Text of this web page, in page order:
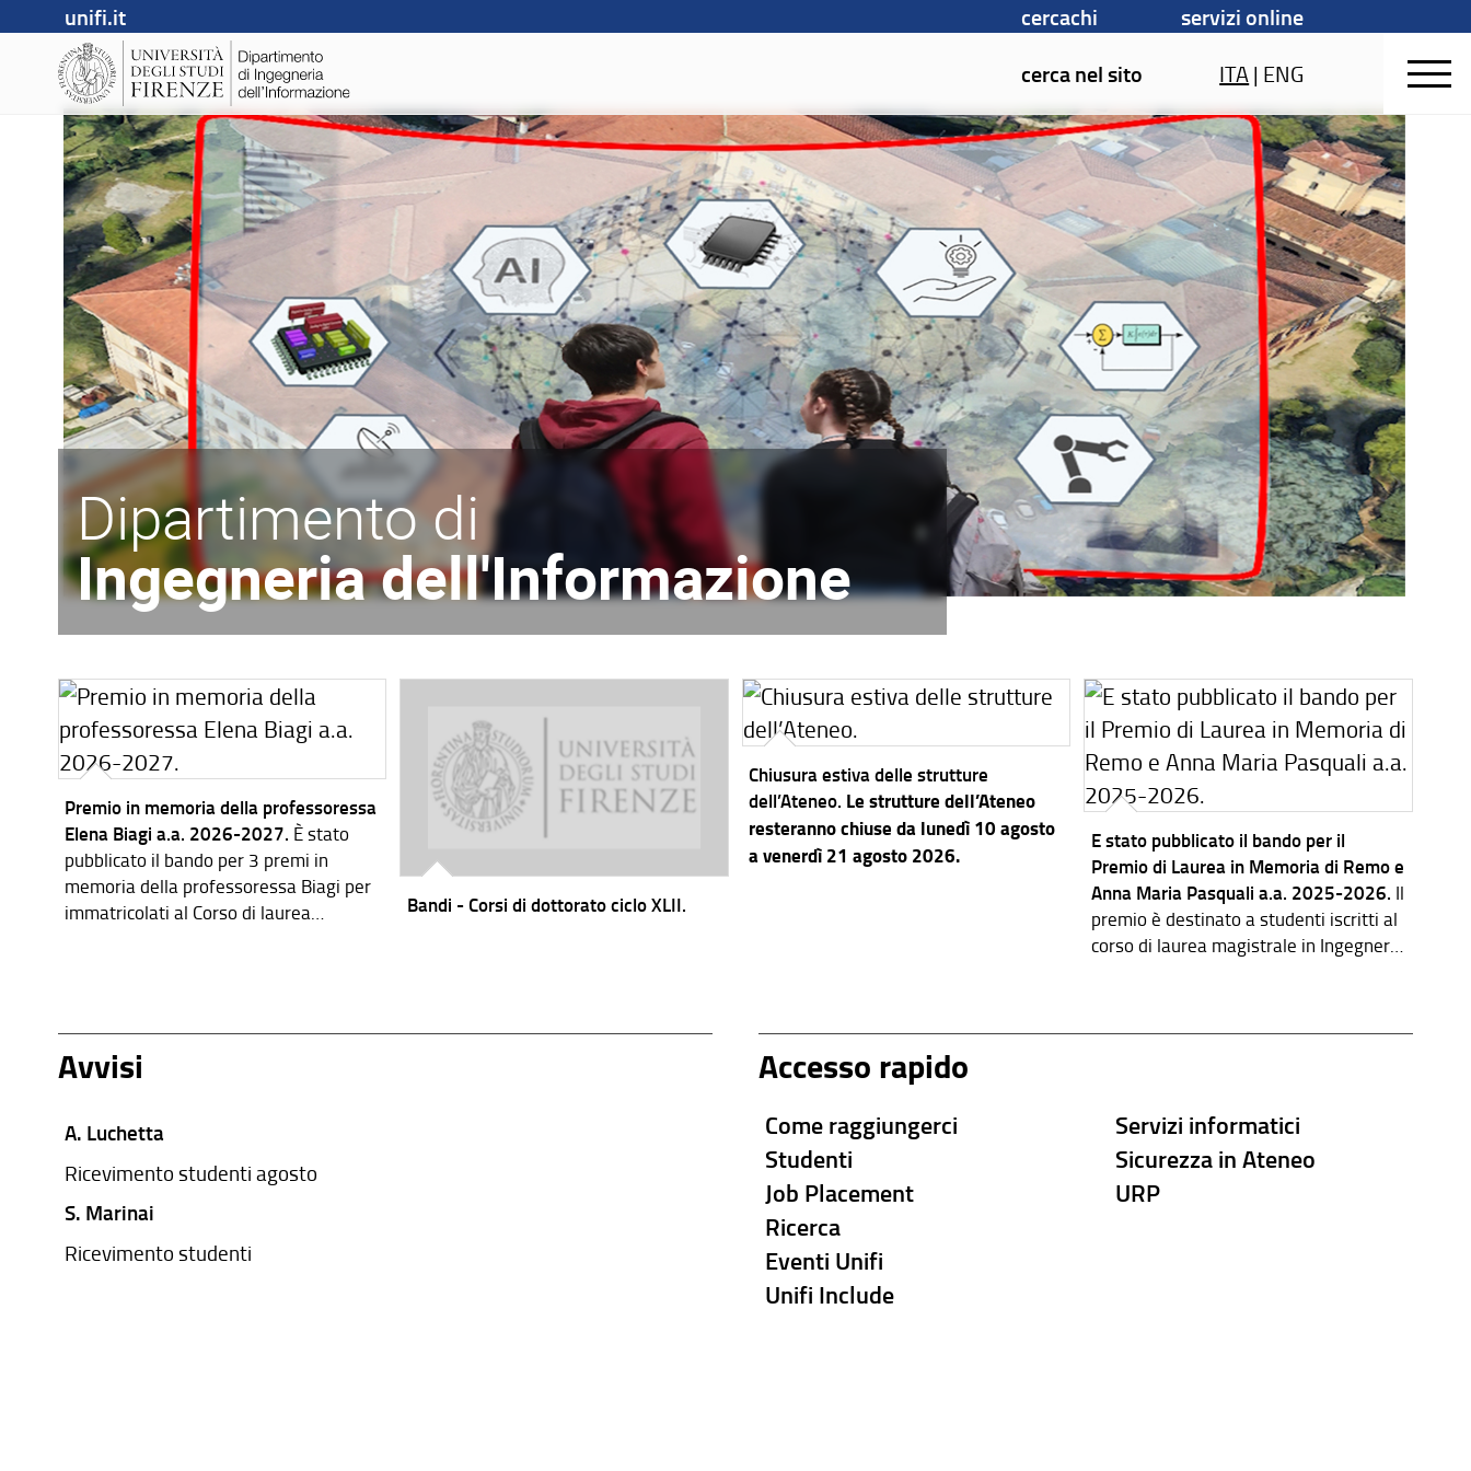
unifi.it cercachi
servizi online
cerca nel sito
ITA| ENG
Dipartimento di
Ingegneria dell'Informazione
Premio in memoria della professoressa
Elena Biagi a.a. 2026-2027. È stato
pubblicato il bando per 3 premi in
memoria della professoressa Biagi per
immatricolati al Corso di laurea
Bandi - Corsi di dottorato ciclo XLII.
Chiusura estiva delle strutture
dell’Ateneo. Le strutture dell’Ateneo
resteranno chiuse da lunedì 10 agosto
a venerdì 21 agosto 2026.
E stato pubblicato il bando per il
Premio di Laurea in Memoria di Remo e
Anna Maria Pasquali a.a. 2025-2026. Il
premio è destinato a studenti iscritti al
corso di laurea magistrale in Ingegneria
Avvisi
A. Luchetta
Ricevimento studenti agosto
S. Marinai
Ricevimento studenti
Accesso rapido
Come raggiungerci
Studenti
Job Placement
Ricerca
Eventi Unifi
Unifi Include
Servizi informatici
Sicurezza in Ateneo
URP